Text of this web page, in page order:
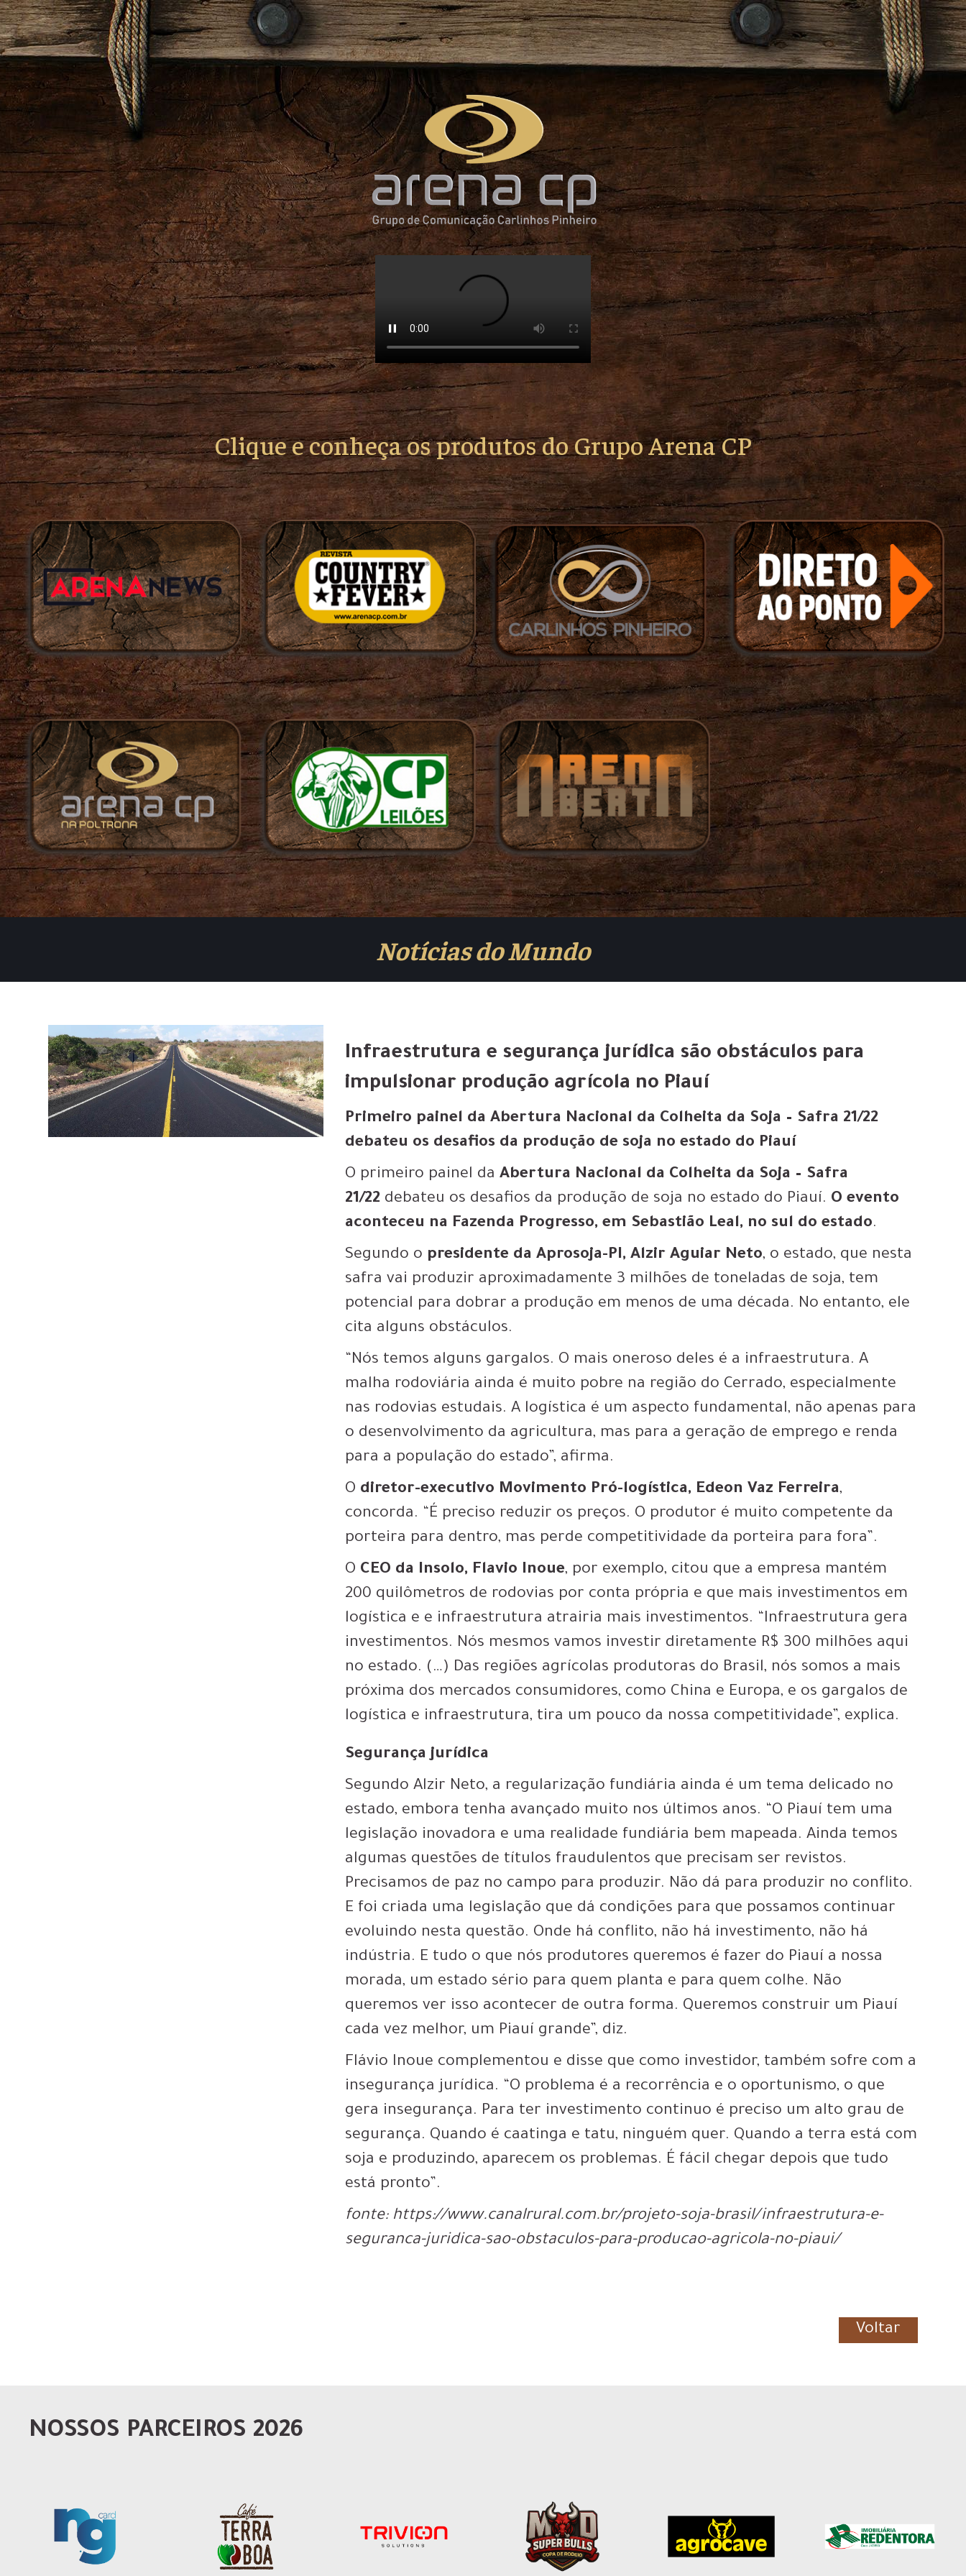
Clique e conheça os produtos do Grupo Arena CP
Notícias do Mundo
Infraestrutura e segurança jurídica são obstáculos para
impulsionar produção agrícola no Piauí
Primeiro painel da Abertura Nacional da Colheita da Soja – Safra 21/22
debateu os desafios da produção de soja no estado do Piauí
O primeiro painel daAbertura Nacional da Colheita da Soja – Safra
21/22 debateu os desafios da produção de soja no estado do Piauí. O evento
aconteceu na Fazenda Progresso, em Sebastião Leal, no sul do estado.
Segundo o presidente da Aprosoja-PI, Alzir Aguiar Neto, o estado, que nesta
safra vai produzir aproximadamente 3 milhões de toneladas de soja, tem
potencial para dobrar a produção em menos de uma década. No entanto, ele
cita alguns obstáculos.
“Nós temos alguns gargalos. O mais oneroso deles é a infraestrutura. A
malha rodoviária ainda é muito pobre na região do Cerrado, especialmente
nas rodovias estudais. A logística é um aspecto fundamental, não apenas para
o desenvolvimento da agricultura, mas para a geração de emprego e renda
para a população do estado”, afirma.
O diretor-executivo Movimento Pró-logística, Edeon Vaz Ferreira,
concorda. “É preciso reduzir os preços. O produtor é muito competente da
porteira para dentro, mas perde competitividade da porteira para fora”.
O CEO da Insolo, Flavio Inoue, por exemplo, citou que a empresa mantém
200 quilômetros de rodovias por conta própria e que mais investimentos em
logística e e infraestrutura atrairia mais investimentos. “Infraestrutura gera
investimentos. Nós mesmos vamos investir diretamente R$ 300 milhões aqui
no estado. (…) Das regiões agrícolas produtoras do Brasil, nós somos a mais
próxima dos mercados consumidores, como China e Europa, e os gargalos de
logística e infraestrutura, tira um pouco da nossa competitividade”, explica.
Segurança jurídica
Segundo Alzir Neto, a regularização fundiária ainda é um tema delicado no
estado, embora tenha avançado muito nos últimos anos. “O Piauí tem uma
legislação inovadora e uma realidade fundiária bem mapeada. Ainda temos
algumas questões de títulos fraudulentos que precisam ser revistos.
Precisamos de paz no campo para produzir. Não dá para produzir no conflito.
E foi criada uma legislação que dá condições para que possamos continuar
evoluindo nesta questão. Onde há conflito, não há investimento, não há
indústria. E tudo o que nós produtores queremos é fazer do Piauí a nossa
morada, um estado sério para quem planta e para quem colhe. Não
queremos ver isso acontecer de outra forma. Queremos construir um Piauí
cada vez melhor, um Piauí grande”, diz.
Flávio Inoue complementou e disse que como investidor, também sofre com a
insegurança jurídica. “O problema é a recorrência e o oportunismo, o que
gera insegurança. Para ter investimento continuo é preciso um alto grau de
segurança. Quando é caatinga e tatu, ninguém quer. Quando a terra está com
soja e produzindo, aparecem os problemas. É fácil chegar depois que tudo
está pronto”.
fonte: https://www.canalrural.com.br/projeto-soja-brasil/infraestrutura-e-
seguranca-juridica-sao-obstaculos-para-producao-agricola-no-piaui/
Voltar
NOSSOS PARCEIROS 2026